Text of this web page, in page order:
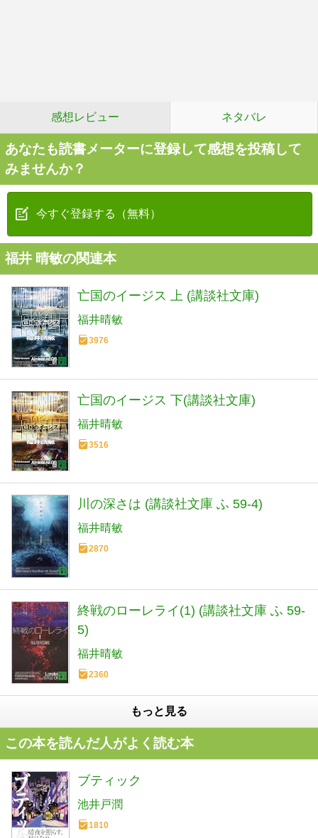
感想レビュー ネタバレ
あなたも読書メーターに登録して感想を投稿して
みませんか？
今すぐ登録する（無料）
福井 晴敏の関連本
亡国のイージス 上 (講談社文庫)
福井晴敏
3976
亡国のイージス 下(講談社文庫)
福井晴敏
3516
川の深さは (講談社文庫 ふ 59-4)
福井晴敏
2870
終戦のローレライ(1) (講談社文庫 ふ 59-
5)
福井晴敏
2360
もっと見る
この本を読んだ人がよく読む本
ブティック
池井戸潤
1810